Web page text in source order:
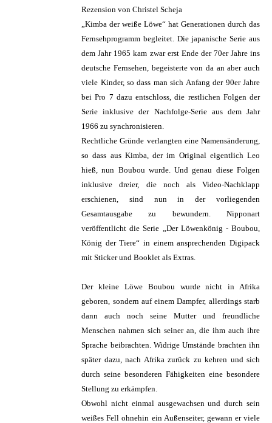
Rezension von Christel Scheja
„Kimba der weiße Löwe“ hat Generationen durch das
Fernsehprogramm begleitet. Die japanische Serie aus
dem Jahr 1965 kam zwar erst Ende der 70er Jahre ins
deutsche Fernsehen, begeisterte von da an aber auch
viele Kinder, so dass man sich Anfang der 90er Jahre
bei Pro 7 dazu entschloss, die restlichen Folgen der
Serie inklusive der Nachfolge-Serie aus dem Jahr
1966 zu synchronisieren.
Rechtliche Gründe verlangten eine Namensänderung,
so dass aus Kimba, der im Original eigentlich Leo
hieß, nun Boubou wurde. Und genau diese Folgen
inklusive dreier, die noch als Video-Nachklapp
erschienen, sind nun in der vorliegenden
Gesamtausgabe zu bewundern. Nipponart
veröffentlicht die Serie „Der Löwenkönig - Boubou,
König der Tiere“ in einem ansprechenden Digipack
mit Sticker und Booklet als Extras.
Der kleine Löwe Boubou wurde nicht in Afrika
geboren, sondern auf einem Dampfer, allerdings starb
dann auch noch seine Mutter und freundliche
Menschen nahmen sich seiner an, die ihm auch ihre
Sprache beibrachten. Widrige Umstände brachten ihn
später dazu, nach Afrika zurück zu kehren und sich
durch seine besonderen Fähigkeiten eine besondere
Stellung zu erkämpfen.
Obwohl nicht einmal ausgewachsen und durch sein
weißes Fell ohnehin ein Außenseiter, gewann er viele